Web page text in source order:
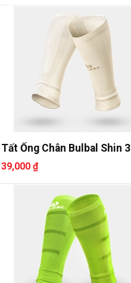
Tất Ống Chân Bulbal Shin 3
39,000 ₫